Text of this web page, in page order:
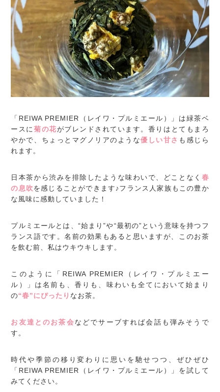
「REIWA PREMIER（レイワ・プルミエール）」は緑茶ベ
ースに 菊の花がブレンドされています。香りはとてもまろ
やかで、ちょっとマグノリアのような優しい甘さ も感じら
れます。
日本茶から渋みを排除したような味わいで、どことなく 春
の息吹を感じることができます♪フランス人家族もこの豊か
な風味に感動していました！
プルミエールとは、“始まり”や“最初の”という意味を持つフ
ランス語です。名前の効果もあると思いますが、このお茶
を飲む前、私はウキウキします。
このように「REIWA PREMIER（レイワ・プルミエー
ル）」は名前も、香りも、味わいも全てにおいて始まり
の“春”にぴったり なお茶。
お友達とのお茶会などでサーブすれば会話も弾みそうで
す。
時代や季節の移り変わりに思いを馳せつつ、ぜひぜひ
「REIWA PREMIER（レイワ・プルミエール）」を試して
みてください。